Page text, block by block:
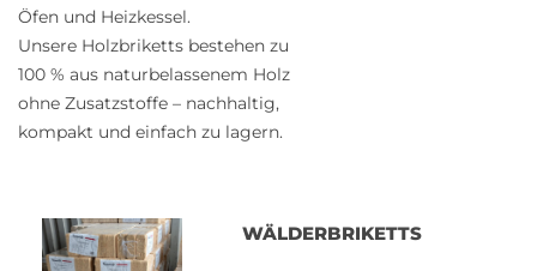
Öfen und Heizkessel.
Unsere Holzbriketts bestehen zu
100 % aus naturbelassenem Holz
ohne Zusatzstoffe – nachhaltig,
kompakt und einfach zu lagern.
WÄLDERBRIKETTS